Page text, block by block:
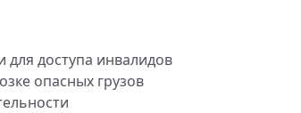
для доступа инвалидов
опасных грузов